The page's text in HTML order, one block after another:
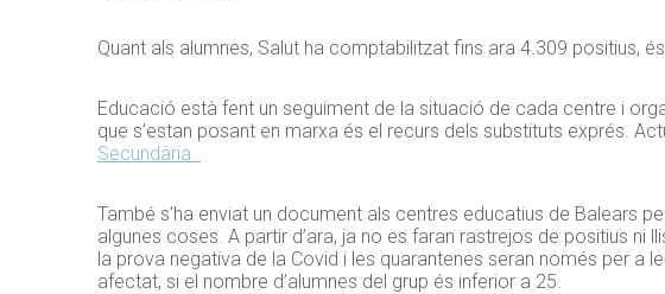
Quant als alumnes, Salut ha comptabilitzat fins ara 4.309 positius,
Educació està fent un seguiment de la situació de cada centre i
que s’estan posant en marxa és el recurs dels substituts exprés.
Secundària.
També s’ha enviat un document als centres educatius de Balears
algunes coses. A partir d’ara, ja no es faran rastrejos de positius ni
la prova negativa de la Covid i les quarantenes seran només per a
afectat, si el nombre d’alumnes del grup és inferior a 25.